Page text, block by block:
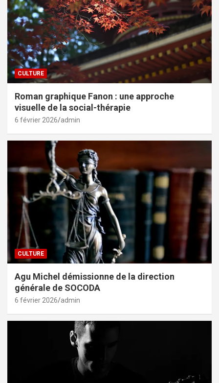
CULTURE
Roman graphique Fanon : une approche
visuelle de la social-thérapie
6 février 2026 admin
CULTURE
Agu Michel démissionne de la direction
générale de SOCODA
6 février 2026 admin